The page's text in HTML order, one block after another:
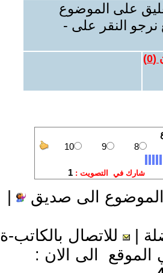
على الموضوع
نرجو النقر على -
(
0
)
الى صديق
للاتصال بالكاتب-ة
الى الان :